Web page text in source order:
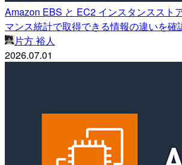
Amazon EBS と EC2 インスタンススト
マンス統計で取得できる情報の違いを確
片方 裕人
2026.07.01